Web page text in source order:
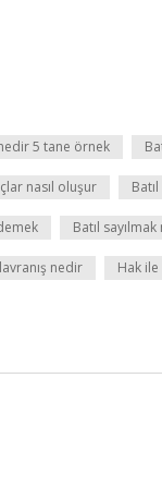
5 tane örnek
nasıl oluşur
Batıl
nedir Hak